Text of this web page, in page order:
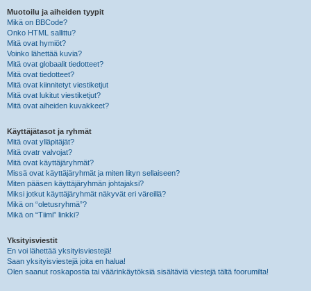
Muotoilu ja aiheiden tyypit
Mikä on BBCode?
Onko HTML sallittu?
Mitä ovat hymiöt?
Voinko lähettää kuvia?
Mitä ovat globaalit tiedotteet?
Mitä ovat tiedotteet?
Mitä ovat kiinnitetyt viestiketjut
Mitä ovat lukitut viestiketjut?
Mitä ovat aiheiden kuvakkeet?
Käyttäjätasot ja ryhmät
Mitä ovat ylläpitäjät?
Mitä ovatr valvojat?
Mitä ovat käyttäjäryhmät?
Missä ovat käyttäjäryhmät ja miten liityn sellaiseen?
Miten pääsen käyttäjäryhmän johtajaksi?
Miksi jotkut käyttäjäryhmät näkyvät eri väreillä?
Mikä on “oletusryhmä”?
Mikä on “Tiimi” linkki?
Yksityisviestit
En voi lähettää yksityisviestejä!
Saan yksityisviestejä joita en halua!
Olen saanut roskapostia tai väärinkäytöksiä sisältäviä viestejä tältä foorumilta!